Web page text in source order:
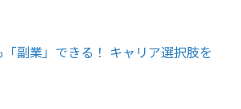
副業」できる！ キャリア選択肢を